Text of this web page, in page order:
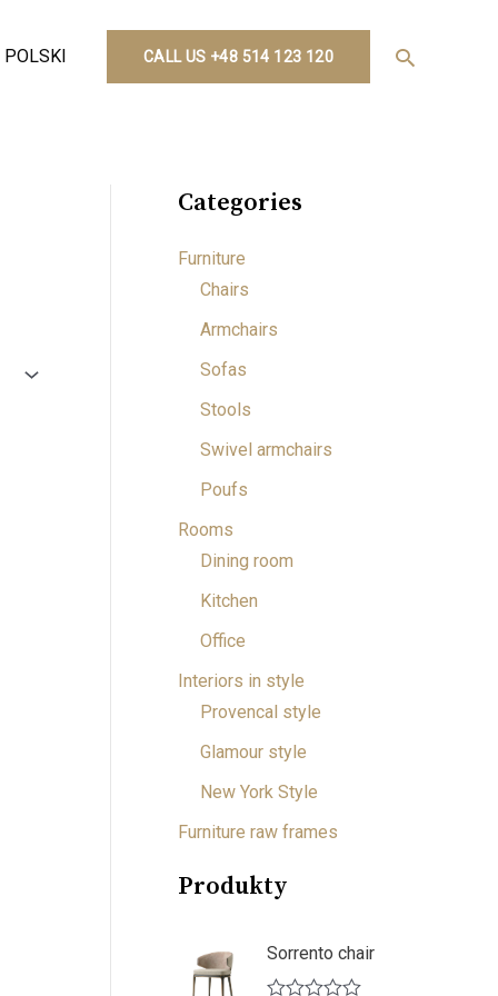
POLSKI CALL US +48 514 123 120 Search
Categories
Furniture
Chairs
Armchairs
Sofas
Stools
Swivel armchairs
Poufs
Rooms
Dining room
Kitchen
Office
Interiors in style
Provencal style
Glamour style
New York Style
Furniture raw frames
Produkty
Sorrento chair